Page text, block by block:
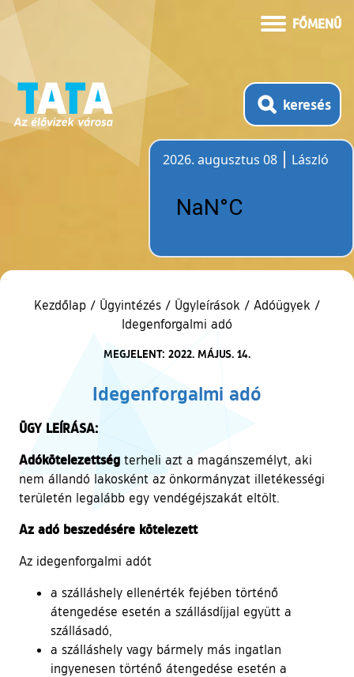
FŐMENÜ
keresés
2026. augusztus 08
László
Kezdőlap / Ügyintézés / Ügyleírások / Adóügyek /
Idegenforgalmi adó
MEGJELENT: 2022. MÁJUS. 14.
Idegenforgalmi adó
ÜGY LEÍRÁSA:
Adókötelezettség terheli azt a magánszemélyt, aki
nem állandó lakosként az önkormányzat illetékességi
területén legalább egy vendégéjszakát eltölt.
Az adó beszedésére kötelezett
Az idegenforgalmi adót
a szálláshely ellenérték fejében történő
átengedése esetén a szállásdíjjal együtt a
szállásadó,
a szálláshely vagy bármely más ingatlan
ingyenesen történő átengedése esetén a